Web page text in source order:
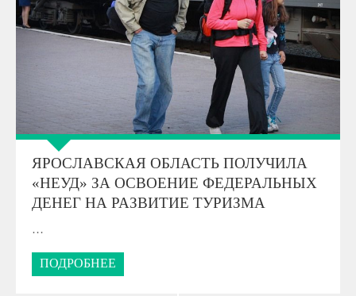
ЯРОСЛАВСКАЯ ОБЛАСТЬ ПОЛУЧИЛА
«НЕУД» ЗА ОСВОЕНИЕ ФЕДЕРАЛЬНЫХ
ДЕНЕГ НА РАЗВИТИЕ ТУРИЗМА
…
ПОДРОБНЕЕ